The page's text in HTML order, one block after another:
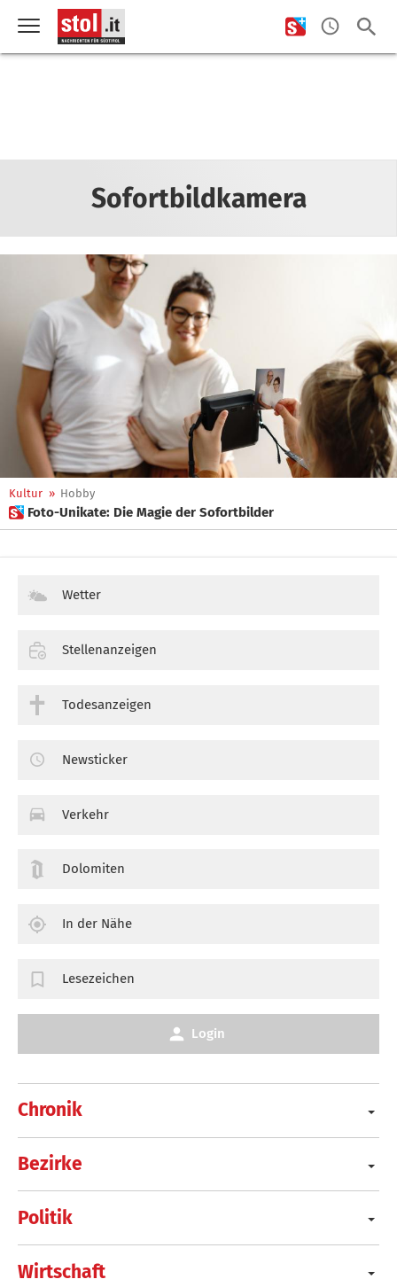
Sofortbildkamera
Kultur » Hobby
 Foto-Unikate: Die Magie der Sofortbilder
Chronik
Bezirke
Politik
Wirtschaft
Wetter
Stellenanzeigen
Todesanzeigen
Newsticker
Verkehr
Dolomiten
In der Nähe
Lesezeichen
Login